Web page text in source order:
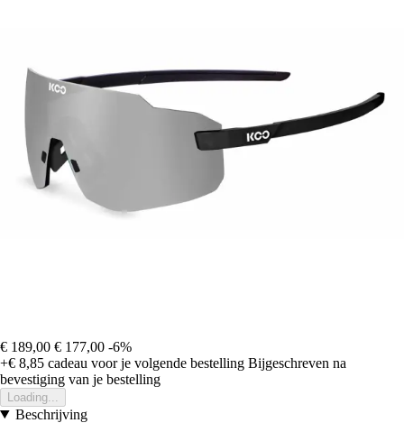
€ 189,00 € 177,00 -6%
+€ 8,85 cadeau voor je volgende bestelling Bijgeschreven na
bevestiging van je bestelling
Loading...
Beschrijving